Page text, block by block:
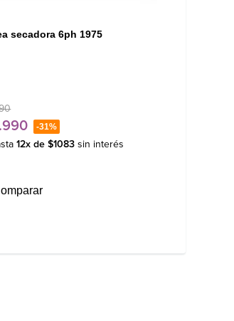
secadora 6ph 1975
.990 -31%
12x de $1083 sin interés